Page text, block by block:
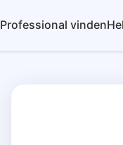
Professional vinden